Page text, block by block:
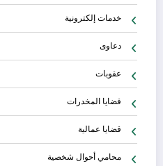
خدمات إلكترونية
دعاوى
عقوبات
قضايا المخدرات
قضايا عمالية
محامي أحوال شخصية